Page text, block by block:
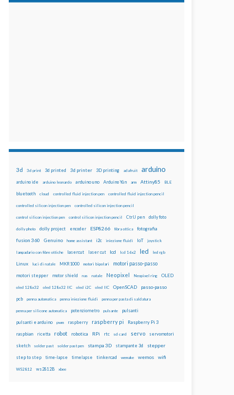
3d 3d print 3d printed 3d printer 3D printing adafruit arduino
arduino ide arduino leonardo arduino uno Arduino Yún arm Attiny85 BLE
bluetooth cloud controlled fluid injection pen controlled fluid injection pencil
controlled silicon injection pen controlled silicon injection pencil
control silicon injection pen control silicon injection pencil CtrlJ pen dolly foto
dolly photo dolly project encoder ESP8266 fibra ottica fotografia
fusion 360 Genuino home assistant i2c iniezione fluidi IoT joystick
lampadario con fibre ottiche lasercut laser cut lcd lcd 16x2 led led rgb
Linux luci di natale MKR1000 motori bipolari motori passo-passo
motori stepper motor shield nas natale Neopixel Neopixel ring OLED
oled 128x32 oled 128x32 IIC oled i2C oled IIC OpenSCAD passo-passo
pcb penna automatica penna iniezione fluidi penna per pasta di saldatura
penna per silicone automatica potenziometro pulsante pulsanti
pulsanti e arduino pwm raspberry raspberry pi Raspberry Pi 3
raspbian ricetta robot robotica RPi rtc sd card servo servomotori
sketch solder past solder past pen stampa 3D stampante 3d stepper
step to step time-lapse timelapse tinkercad wemake wemos wifi
WS2812 ws2812B xbee